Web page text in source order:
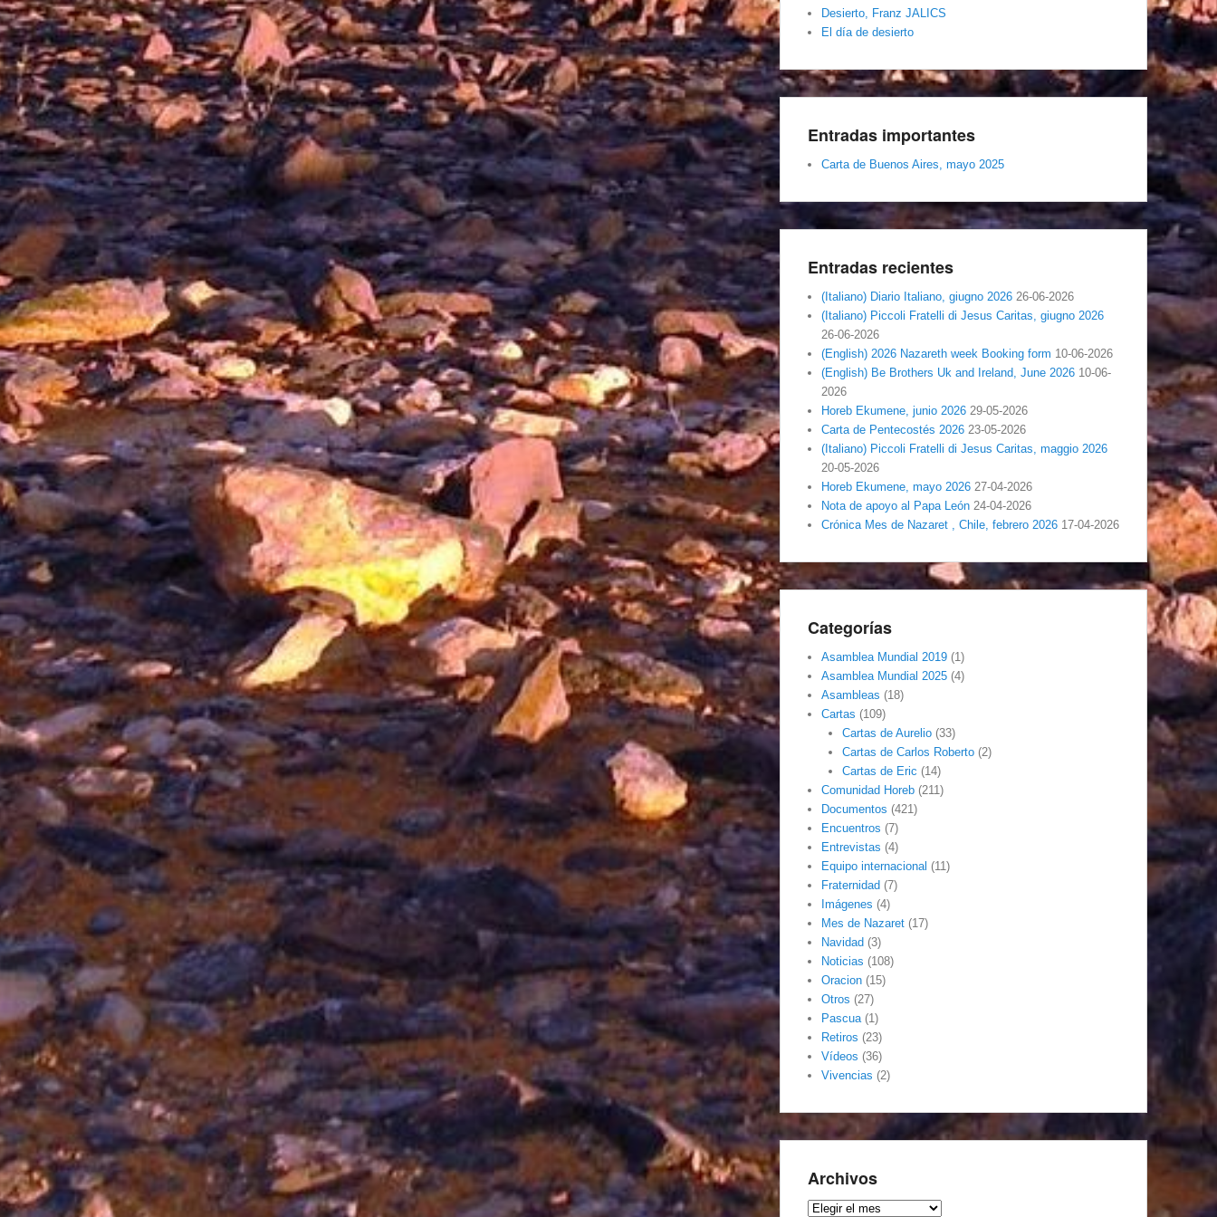
Desierto, Franz JALICS
El día de desierto
Entradas importantes
Carta de Buenos Aires, mayo 2025
Entradas recientes
(Italiano) Diario Italiano, giugno 2026 26-06-2026
(Italiano) Piccoli Fratelli di Jesus Caritas, giugno 2026
26-06-2026
(English) 2026 Nazareth week Booking form 10-06-2026
(English) Be Brothers Uk and Ireland, June 2026 10-06-
2026
Horeb Ekumene, junio 2026 29-05-2026
Carta de Pentecostés 2026 23-05-2026
(Italiano) Piccoli Fratelli di Jesus Caritas, maggio 2026
20-05-2026
Horeb Ekumene, mayo 2026 27-04-2026
Nota de apoyo al Papa León 24-04-2026
Crónica Mes de Nazaret , Chile, febrero 2026 17-04-2026
Categorías
Asamblea Mundial 2019 (1)
Asamblea Mundial 2025 (4)
Asambleas (18)
Cartas (109)
Cartas de Aurelio(33)
Cartas de Carlos Roberto(2)
Cartas de Eric (14)
Comunidad Horeb (211)
Documentos (421)
Encuentros (7)
Entrevistas (4)
Equipo internacional (11)
Fraternidad (7)
Imágenes (4)
Mes de Nazaret (17)
Navidad (3)
Noticias (108)
Oracion (15)
Otros (27)
Pascua(1)
Retiros (23)
Vídeos (36)
Vivencias (2)
Archivos
Archivos